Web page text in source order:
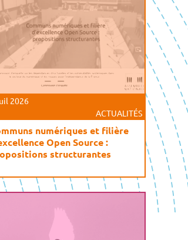
2026
ACTUALITÉS
numériques et filière
Open Source :
structurantes